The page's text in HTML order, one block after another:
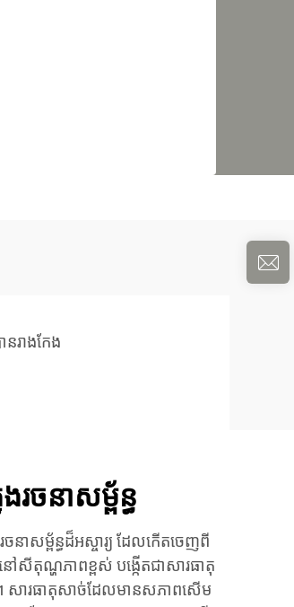
នរាងកែង
រចនាសម្ព័ន្ធ
ាសម្ព័ន្ធដ៏អស្ចារ្យ ដែលកើតចេញពី
ណ្ហភាពខ្ពស់ បង្កើតជាសារធាតុ
តុ។ សារធាតុសាច់ដែលមានសភាពសើម